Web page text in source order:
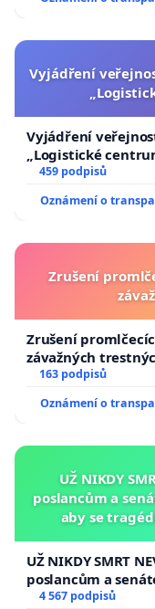
Vyjádření
Vyjádření
„Logistické
459 podpisů
Oznámení o
Zrušení
Zrušení
závažných
163 podpisů
Oznámení o
UŽ NIKDY
poslancům a
aby se
UŽ NIKDY SMRT
poslancům a
aby se tragédie
4 567 podpisů